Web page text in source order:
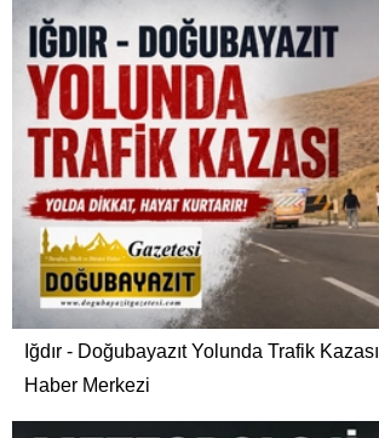
Iğdır - Doğubayazıt Yolunda Trafik Kazası
Haber Merkezi